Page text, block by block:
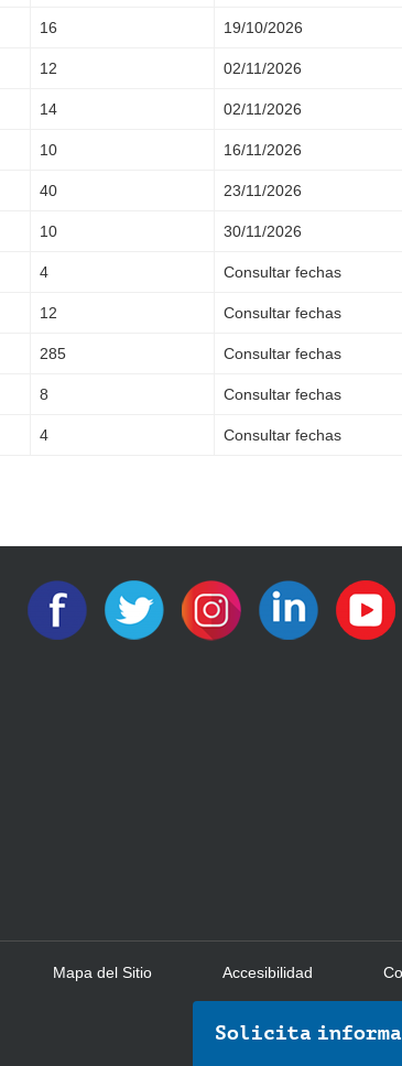
16 19/10/2026
12 02/11/2026
14 02/11/2026
10 16/11/2026
40 23/11/2026
10 30/11/2026
4 Consultar fechas
12 Consultar fechas
285 Consultar fechas
8 Consultar fechas
4 Consultar fechas
Solicita
Mapa del Sitio Accesibilidad